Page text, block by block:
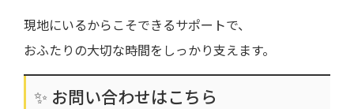
現地にいるからこそできるサポートで、
おふたりの大切な時間をしっかり支えます。
✨ お問い合わせはこちら